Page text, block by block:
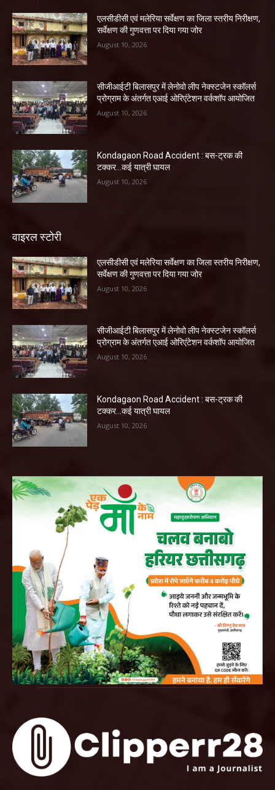
एलसीडीसी एवं मलेरिया सर्वेक्षण का जिला स्तरीय निरीक्षण,
सर्वेक्षण की गुणवत्ता पर दिया गया जोर
August 10, 2026
सीजीआईटी बिलासपुर में लेनोवो लीप नेक्स्टजेन स्कॉलर्स
प्रोग्राम के अंतर्गत एआई ओरिएंटेशन वर्कशॉप आयोजित
August 10, 2026
Kondagaon Road Accident : बस-ट्रक की
टक्कर…कई यात्री घायल
August 10, 2026
वाइरल स्टोरी
एलसीडीसी एवं मलेरिया सर्वेक्षण का जिला स्तरीय निरीक्षण,
सर्वेक्षण की गुणवत्ता पर दिया गया जोर
August 10, 2026
सीजीआईटी बिलासपुर में लेनोवो लीप नेक्स्टजेन स्कॉलर्स
प्रोग्राम के अंतर्गत एआई ओरिएंटेशन वर्कशॉप आयोजित
August 10, 2026
Kondagaon Road Accident : बस-ट्रक की
टक्कर…कई यात्री घायल
August 10, 2026